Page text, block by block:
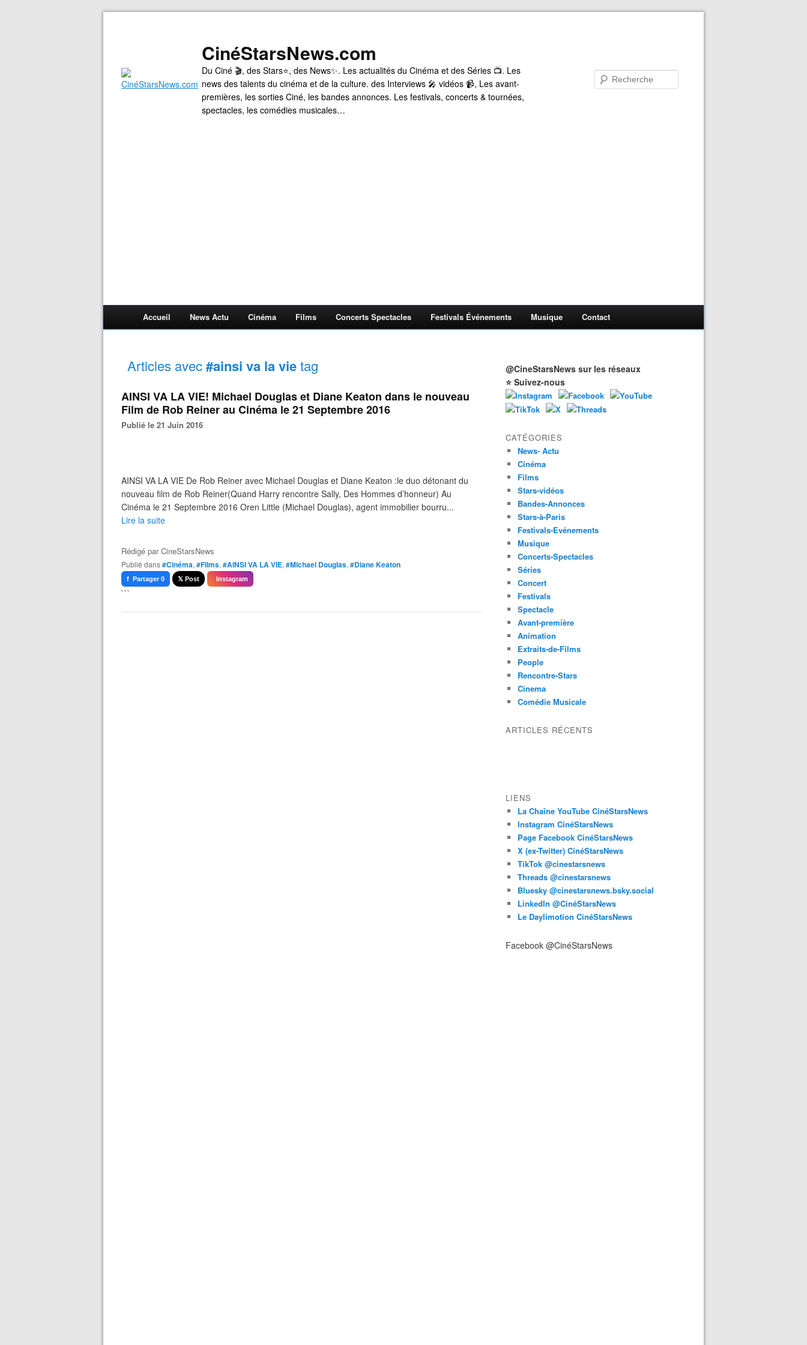
CinéStarsNews.com
Du Ciné 🎬, des Stars⭐, des News✨. Les actualités du Cinéma et des Séries 📺. Les
news des talents du cinéma et de la culture. des Interviews 🎤 vidéos 📹, Les avant-
premières, les sorties Ciné, les bandes annonces. Les festivals, concerts & tournées,
spectacles, les comédies musicales…
Accueil News Actu Cinéma Films Concerts Spectacles Festivals Événements Musique Contact
Articles avec#ainsi va la vietag
AINSI VA LA VIE! Michael Douglas et Diane Keaton dans le nouveau
Film de Rob Reiner au Cinéma le 21 Septembre 2016
Publié le 21 Juin 2016
AINSI VA LA VIE De Rob Reiner avec Michael Douglas et Diane Keaton :le duo détonant du
nouveau film de Rob Reiner(Quand Harry rencontre Sally, Des Hommes d’honneur) Au
Cinéma le 21 Septembre 2016 Oren Little (Michael Douglas), agent immobilier bourru...
Lire la suite
Rédigé parCineStarsNews
Publié dans#Cinéma, #Films, #AINSI VA LA VIE, #Michael Douglas, #Diane Keaton
f Partager 0 𝕏 Post Instagram
```
@CineStarsNews sur les réseaux
⭐ Suivez-nous
CATÉGORIES
News- Actu
Cinéma
Films
Stars-vidéos
Bandes-Annonces
Stars-à-Paris
Festivals-Evénements
Musique
Concerts-Spectacles
Séries
Concert
Festivals
Spectacle
Avant-première
Animation
Extraits-de-Films
People
Rencontre-Stars
Cinema
Comédie Musicale
ARTICLES RÉCENTS
LIENS
La Chaîne YouTube CinéStarsNews
Instagram CinéStarsNews
Page Facebook CinéStarsNews
X (ex-Twitter) CinéStarsNews
TikTok @cinestarsnews
Threads @cinestarsnews
Bluesky @cinestarsnews.bsky.social‬
LinkedIn @CinéStarsNews
Le Daylimotion CinéStarsNews
Facebook @CinéStarsNews